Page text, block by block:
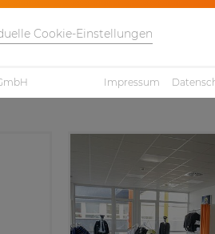
Cookie-Einstellungen
Impressum